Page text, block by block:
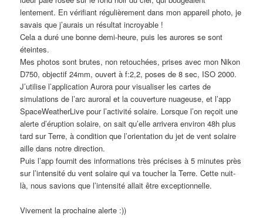
lentement. En vérifiant régulièrement dans mon appareil photo, je
savais que j’aurais un résultat incroyable !
Cela a duré une bonne demi-heure, puis les aurores se sont
éteintes.
Mes photos sont brutes, non retouchées, prises avec mon Nikon
D750, objectif 24mm, ouvert à f:2,2, poses de 8 sec, ISO 2000.
J’utilise l’application Aurora pour visualiser les cartes de
simulations de l’arc auroral et la couverture nuageuse, et l’app
SpaceWeatherLive pour l’activité solaire. Lorsque l’on reçoit une
alerte d’éruption solaire, on sait qu’elle arrivera environ 48h plus
tard sur Terre, à condition que l’orientation du jet de vent solaire
aille dans notre direction.
Puis l’app fournit des informations très précises à 5 minutes près
sur l’intensité du vent solaire qui va toucher la Terre. Cette nuit-
là, nous savions que l’intensité allait être exceptionnelle.
Vivement la prochaine alerte :))